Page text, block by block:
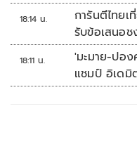
18:14 น.
การันตีไทยเ
รับข้อเสนอ
18:11 น.
'มะมาย-ปอ
แชมป์ อิเดมิ
คัพ สนาม 3